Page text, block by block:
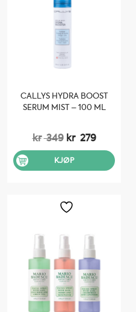
CALLYS HYDRA BOOST
SERUM MIST – 100 ML
kr349 Opprinnelig
pris
var:
kr 349.
kr 279
pris
kr 279.
KJØP